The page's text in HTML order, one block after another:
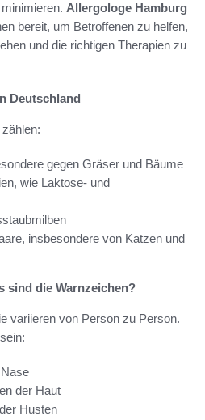
Allergologe Hamburg
bereit, um Betroffenen zu helfen,
und die richtigen Therapien zu
Deutschland
gegen Gräser und Bäume
wie Laktose- und
insbesondere von Katzen und
sind die Warnzeichen?
variieren von Person zu Person.
der Haut
Husten